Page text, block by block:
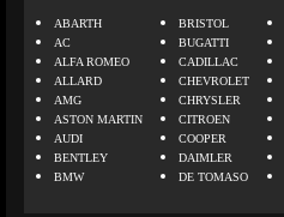
ABARTH
AC
ALFA ROMEO
ALLARD
AMG
ASTON MARTIN
AUDI
BENTLEY
BMW
BRISTOL
BUGATTI
CADILLAC
CHEVROLET
CHRYSLER
CITROEN
COOPER
DAIMLER
DE TOMASO